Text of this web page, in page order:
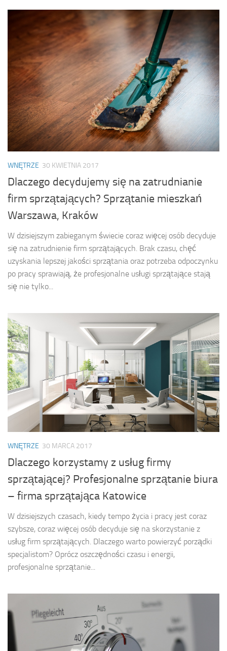
WNĘTRZE 30 KWIETNIA 2017
Dlaczego decydujemy się na zatrudnianie
firm sprzątających? Sprzątanie mieszkań
Warszawa, Kraków
W dzisiejszym zabieganym świecie coraz więcej osób decyduje
się na zatrudnienie firm sprzątających. Brak czasu, chęć
uzyskania lepszej jakości sprzątania oraz potrzeba odpoczynku
po pracy sprawiają, że profesjonalne usługi sprzątające stają
się nie tylko...
WNĘTRZE 30 MARCA 2017
Dlaczego korzystamy z usług firmy
sprzątającej? Profesjonalne sprzątanie biura
– firma sprzątająca Katowice
W dzisiejszych czasach, kiedy tempo życia i pracy jest coraz
szybsze, coraz więcej osób decyduje się na skorzystanie z
usług firm sprzątających. Dlaczego warto powierzyć porządki
specjalistom? Oprócz oszczędności czasu i energii,
profesjonalne sprzątanie...